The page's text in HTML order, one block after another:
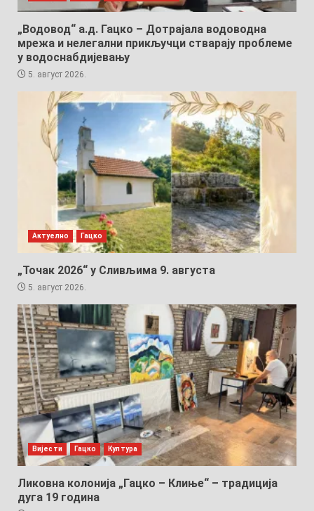
„Водовод“ а.д. Гацко – Дотрајала водоводна
мрежа и нелегални прикључци стварају проблеме
у водоснабдијевању
5. август 2026.
Актуелно Гацко
„Точак 2026“ у Сливљима 9. августа
5. август 2026.
Вијести Гацко Култура
Ликовна колонија „Гацко – Клиње“ – традиција
дуга 19 година